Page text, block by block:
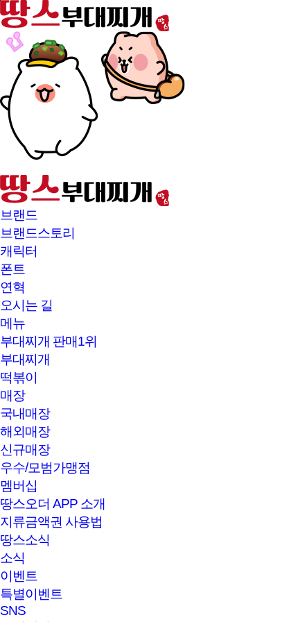
본문바로가기
브랜드
브랜드스토리
캐릭터
폰트
연혁
오시는 길
메뉴
부대찌개 판매1위
부대찌개
떡볶이
매장
국내매장
해외매장
신규매장
우수/모범가맹점
멤버십
땅스오더 APP 소개
지류금액권 사용법
땅스소식
소식
이벤트
특별이벤트
SNS